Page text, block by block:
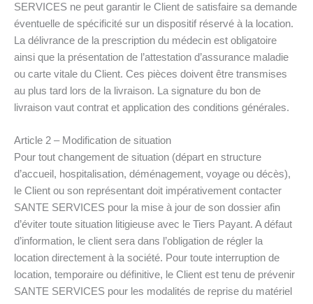
SERVICES ne peut garantir le Client de satisfaire sa demande
éventuelle de spécificité sur un dispositif réservé à la location.
La délivrance de la prescription du médecin est obligatoire
ainsi que la présentation de l’attestation d’assurance maladie
ou carte vitale du Client. Ces pièces doivent être transmises
au plus tard lors de la livraison. La signature du bon de
livraison vaut contrat et application des conditions générales.
Article 2 – Modification de situation
Pour tout changement de situation (départ en structure
d’accueil, hospitalisation, déménagement, voyage ou décès),
le Client ou son représentant doit impérativement contacter
SANTE SERVICES pour la mise à jour de son dossier afin
d’éviter toute situation litigieuse avec le Tiers Payant. A défaut
d’information, le client sera dans l’obligation de régler la
location directement à la société. Pour toute interruption de
location, temporaire ou définitive, le Client est tenu de prévenir
SANTE SERVICES pour les modalités de reprise du matériel